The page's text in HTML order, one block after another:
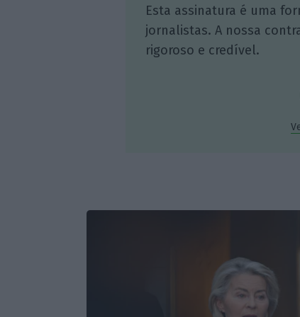
Esta assinatura é uma
jornalistas. A nossa
rigoroso e credível.